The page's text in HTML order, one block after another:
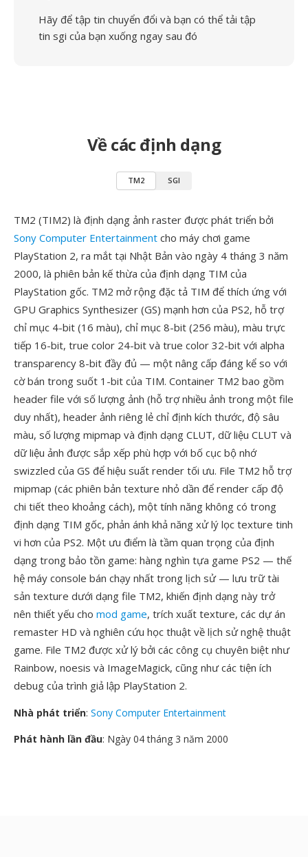
Hãy để tập tin chuyển đổi và bạn có thể tải tập
tin sgi của bạn xuống ngay sau đó
Về các định dạng
TM2 SGI
TM2 (TIM2) là định dạng ảnh raster được phát triển bởi
Sony Computer Entertainment cho máy chơi game
PlayStation 2, ra mắt tại Nhật Bản vào ngày 4 tháng 3 năm
2000, là phiên bản kế thừa của định dạng TIM của
PlayStation gốc. TM2 mở rộng đặc tả TIM để thích ứng với
GPU Graphics Synthesizer (GS) mạnh hơn của PS2, hỗ trợ
chỉ mục 4-bit (16 màu), chỉ mục 8-bit (256 màu), màu trực
tiếp 16-bit, true color 24-bit và true color 32-bit với alpha
transparency 8-bit đầy đủ — một nâng cấp đáng kể so với
cờ bán trong suốt 1-bit của TIM. Container TM2 bao gồm
header file với số lượng ảnh (hỗ trợ nhiều ảnh trong một file
duy nhất), header ảnh riêng lẻ chỉ định kích thước, độ sâu
màu, số lượng mipmap và định dạng CLUT, dữ liệu CLUT và
dữ liệu ảnh được sắp xếp phù hợp với bố cục bộ nhớ
swizzled của GS để hiệu suất render tối ưu. File TM2 hỗ trợ
mipmap (các phiên bản texture nhỏ dần để render cấp độ
chi tiết theo khoảng cách), một tính năng không có trong
định dạng TIM gốc, phản ánh khả năng xử lý lọc texture tinh
vi hơn của PS2. Một ưu điểm là tầm quan trọng của định
dạng trong bảo tồn game: hàng nghìn tựa game PS2 — thế
hệ máy console bán chạy nhất trong lịch sử — lưu trữ tài
sản texture dưới dạng file TM2, khiến định dạng này trở
nên thiết yếu cho mod game, trích xuất texture, các dự án
remaster HD và nghiên cứu học thuật về lịch sử nghệ thuật
game. File TM2 được xử lý bởi các công cụ chuyên biệt như
Rainbow, noesis và ImageMagick, cũng như các tiện ích
debug của trình giả lập PlayStation 2.
Nhà phát triển: Sony Computer Entertainment
Phát hành lần đầu: Ngày 04 tháng 3 năm 2000